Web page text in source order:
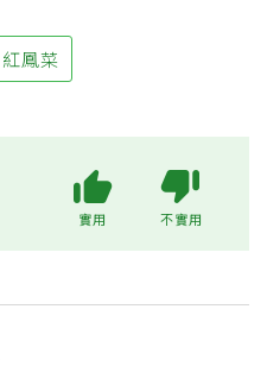
紅鳳菜
實用 不實用